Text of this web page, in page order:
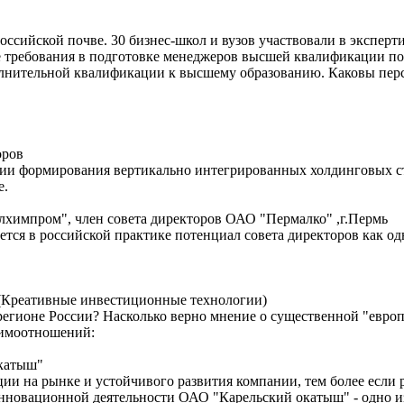
почве. 30 бизнес-школ и вузов участвовали в
в подготовке менеджеров высшей квалификации
квалификации к высшему образованию. Каковы
формирования вертикально интегрированных холдинговых
член совета директоров ОАО "Пермалко" ,г.Пермь
в российской практике потенциал совета директоров как
инвестиционные технологии)
России? Насколько верно мнение о существенной
на рынке и устойчивого развития компании, тем более если
деятельности ОАО "Карельский окатыш" -